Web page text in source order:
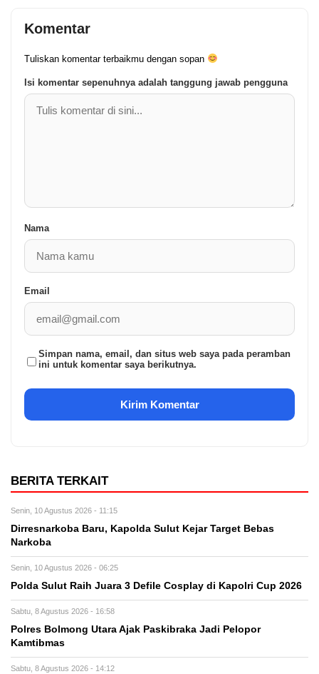
Komentar
Tuliskan komentar terbaikmu dengan sopan
Isi komentar sepenuhnya adalah tanggung jawab pengguna
Nama
Email
Simpan nama, email, dan situs web saya pada peramban
ini untuk komentar saya berikutnya.
BERITA TERKAIT
Senin, 10 Agustus 2026 - 11:15
Dirresnarkoba Baru, Kapolda Sulut Kejar Target Bebas
Narkoba
Senin, 10 Agustus 2026 - 06:25
Polda Sulut Raih Juara 3 Defile Cosplay di Kapolri Cup 2026
Sabtu, 8 Agustus 2026 - 16:58
Polres Bolmong Utara Ajak Paskibraka Jadi Pelopor
Kamtibmas
Sabtu, 8 Agustus 2026 - 14:12